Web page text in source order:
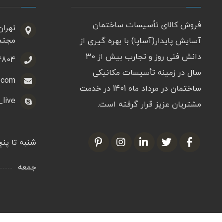
فروش کالای تأسیسات ساختمان
آسایش پایدار(آساپا) با بهره گیری از
دانش فنی روز و تجارب بیش از 30
سال در زمینه تأسیسات مکانیکی
ساختمان در مرداد ماه 1401 در خدمت
مشتریان عزیز قرار گرفته است.
شنبه تا
جمعه